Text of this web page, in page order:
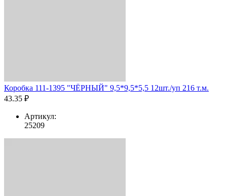
Коробка 111-1395 "ЧЁРНЫЙ" 9,5*9,5*5,5 12шт./уп 216 т.м.
43.35 ₽
Артикул:
25209